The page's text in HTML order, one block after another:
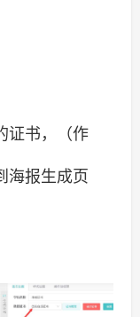
证书，（作
海报生成页